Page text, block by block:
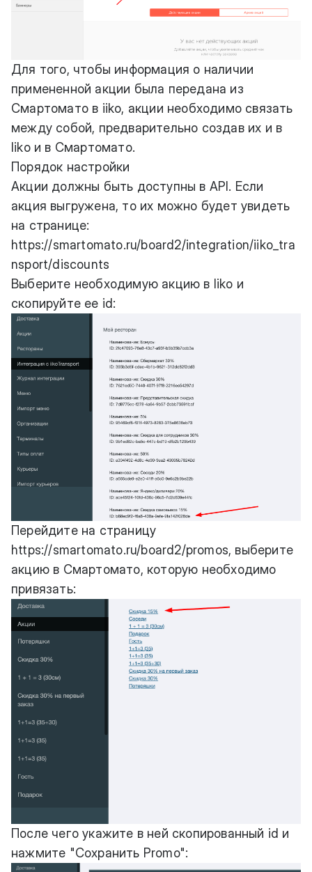
Для того, чтобы информация о наличии
примененной акции была передана из
Смартомато в iiko, акции необходимо связать
между собой, предварительно создав их и в
Iiko и в Смартомато.
Порядок настройки
Акции должны быть доступны в API. Если
акция выгружена, то их можно будет увидеть
на странице:
https://smartomato.ru/board2/integration/iiko_tra
nsport/discounts
Выберите необходимую акцию в Iiko и
скопируйте ее id:
Перейдите на страницу
https://smartomato.ru/board2/promos, выберите
акцию в Смартомато, которую необходимо
привязать:
После чего укажите в ней скопированный id и
нажмите "Сохранить Promo":